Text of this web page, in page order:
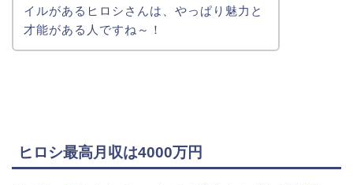
イルがあるヒロシさんは、やっぱり魅力と
才能がある人ですね～！
ヒロシ最高月収は4000万円